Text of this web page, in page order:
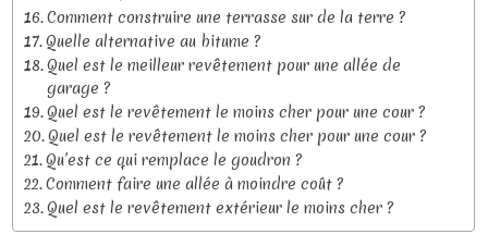
Comment construire une terrasse sur de la terre ?
Quelle alternative au bitume ?
Quel est le meilleur revêtement pour une allée de
garage ?
Quel est le revêtement le moins cher pour une cour ?
Quel est le revêtement le moins cher pour une cour ?
Qu’est ce qui remplace le goudron ?
Comment faire une allée à moindre coût ?
Quel est le revêtement extérieur le moins cher ?